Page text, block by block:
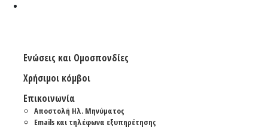
Ενώσεις και Ομοσπονδίες
Χρήσιμοι κόμβοι
Επικοινωνία
Αποστολή Ηλ. Μηνύματος
Emails και τηλέφωνα εξυπηρέτησης